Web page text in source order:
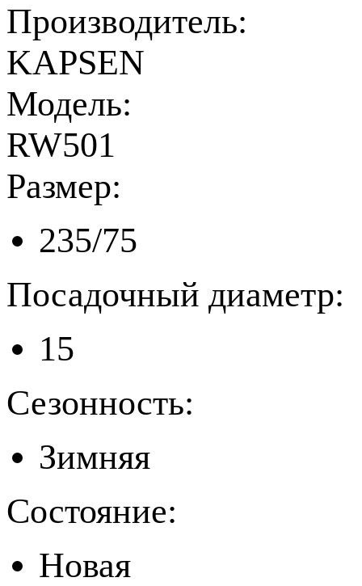
Производитель:
KAPSEN
Модель:
RW501
Размер:
235/75
Посадочный диаметр:
15
Сезонность:
Зимняя
Состояние:
Новая